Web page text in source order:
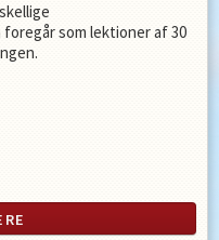
som lektioner af 30